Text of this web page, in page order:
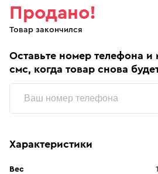
Продано!
Товар закончился
Оставьте номер телефона
смс, когда товар снова
Характеристики
Вес